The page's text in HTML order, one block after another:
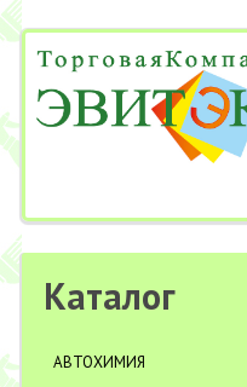
Каталог
АВТОХИМИЯ